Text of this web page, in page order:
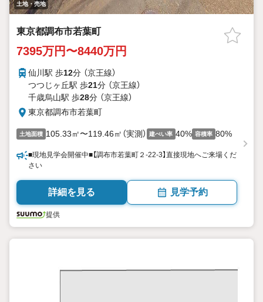
土地・売地
東京都調布市若葉町
7395万円〜8440万円
仙川駅 歩12分 （京王線）
つつじヶ丘駅 歩21分 （京王線）
千歳烏山駅 歩28分 （京王線）
東京都調布市若葉町
土地面積 105.33㎡〜119.46㎡（実測） 建ぺい率 40% 容積率 80%
■現地見学会開催中■【調布市若葉町２-22-3】直接現地へご来場くだ
さい
詳細を見る 見学予約
提供